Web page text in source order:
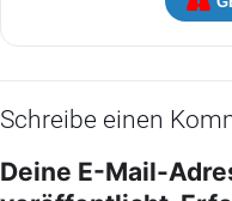
Schreibe einen
Deine E-Mail-